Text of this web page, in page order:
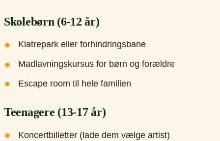
Skolebørn (6-12 år)
Klatrepark eller forhindringsbane
Madlavningskursus for børn og forældre
Escape room til hele familien
Teenagere (13-17 år)
Koncertbilletter (lade dem vælge artist)